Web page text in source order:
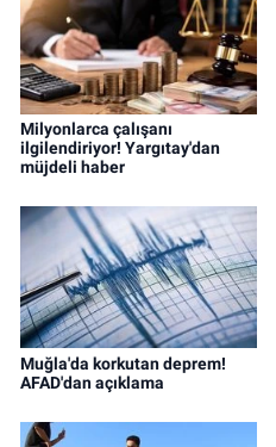
Milyonlarca çalışanı
ilgilendiriyor! Yargıtay'dan
müjdeli haber
Muğla'da korkutan deprem!
AFAD'dan açıklama